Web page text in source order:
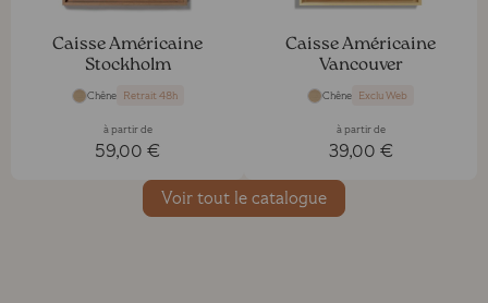
Caisse Américaine
Stockholm
Chêne Retrait 48h
à partir de
59,00 €
Caisse Américaine
Vancouver
Chêne Exclu Web
à partir de
39,00 €
Voir tout le catalogue